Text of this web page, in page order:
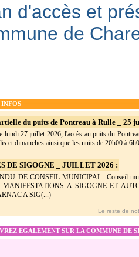
d'accès et
de
du puits de Pontreau à Rulle _ 25
lundi 27 juillet 2026, l'accès au puits du
et dimanches ainsi que les nuits de 20h00 à
DE SIGOGNE _ JUILLET 2026 :
DE CONSEIL MUNICIPAL Conseil
A SIGOGNE ET
A SIG(...)
Le reste de
EGALEMENT SUR LA COMMUNE DE